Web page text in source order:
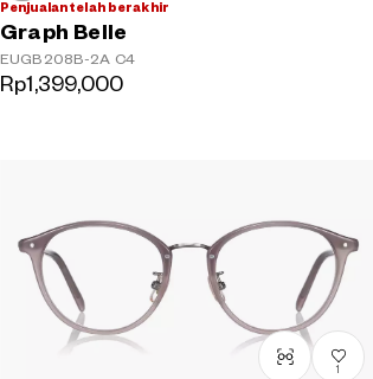
Penjualan telah berakhir
Graph Belle
EUGB208B-2A C4
Rp1,399,000
1